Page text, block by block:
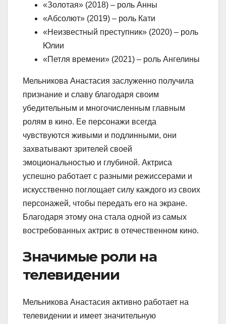
«Золотая» (2018) – роль Анны
«Абсолют» (2019) – роль Кати
«Неизвестный преступник» (2020) – роль
Юлии
«Петля времени» (2021) – роль Ангелины
Мельникова Анастасия заслуженно получила
признание и славу благодаря своим
убедительным и многочисленным главным
ролям в кино. Ее персонажи всегда
чувствуются живыми и подлинными, они
захватывают зрителей своей
эмоциональностью и глубиной. Актриса
успешно работает с разными режиссерами и
искусственно поглощает силу каждого из своих
персонажей, чтобы передать его на экране.
Благодаря этому она стала одной из самых
востребованных актрис в отечественном кино.
Значимые роли на
телевидении
Мельникова Анастасия активно работает на
телевидении и имеет значительную